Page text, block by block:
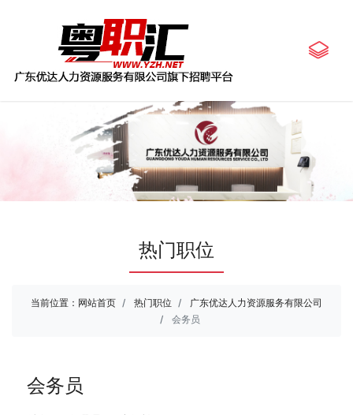
热门职位
当前位置： 网站首页 热门职位
广东优达人力资源服务有限公司
会务员
会务员